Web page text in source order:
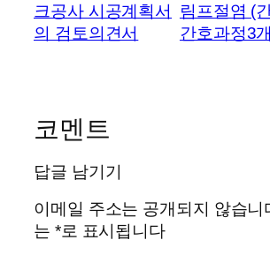
크공사 시공계획서
의 검토의견서
림프절염 (
간호과정3
코멘트
답글 남기기
이메일 주소는 공개되지 않습니
는 *로 표시됩니다